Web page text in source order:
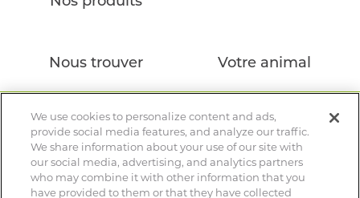
PURGE
DIGESTION
ARTICULATION
Nous trouver Votre animal
Demandez conseil à votre
pharmacien
Votre vétérinaire est le spécialiste de votre animal – Ce site
ne remplace pas une consultation vétérinaire
We use cookies to personalize content and ads,
provide social media features, and analyze our traffic.
We share information about your use of our site with
our social media, advertising, and analytics partners
who may combine it with other information that you
have provided to them or that they have collected